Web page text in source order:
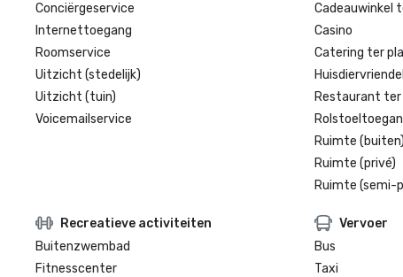
Conciërgeservice
Internettoegang
Roomservice
Uitzicht (stedelijk)
Uitzicht (tuin)
Voicemailservice
Cadeauwinkel
Casino
Catering ter
Restaurant
Ruimte (buiten)
Ruimte (privé)
Ruimte (semi-
Recreatieve activiteiten
Buitenzwembad
Fitnesscenter
Vervoer
Bus
Taxi